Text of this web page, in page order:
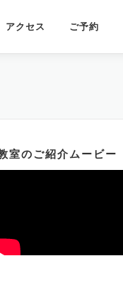
アクセス ご予約
室のご紹介ムービー